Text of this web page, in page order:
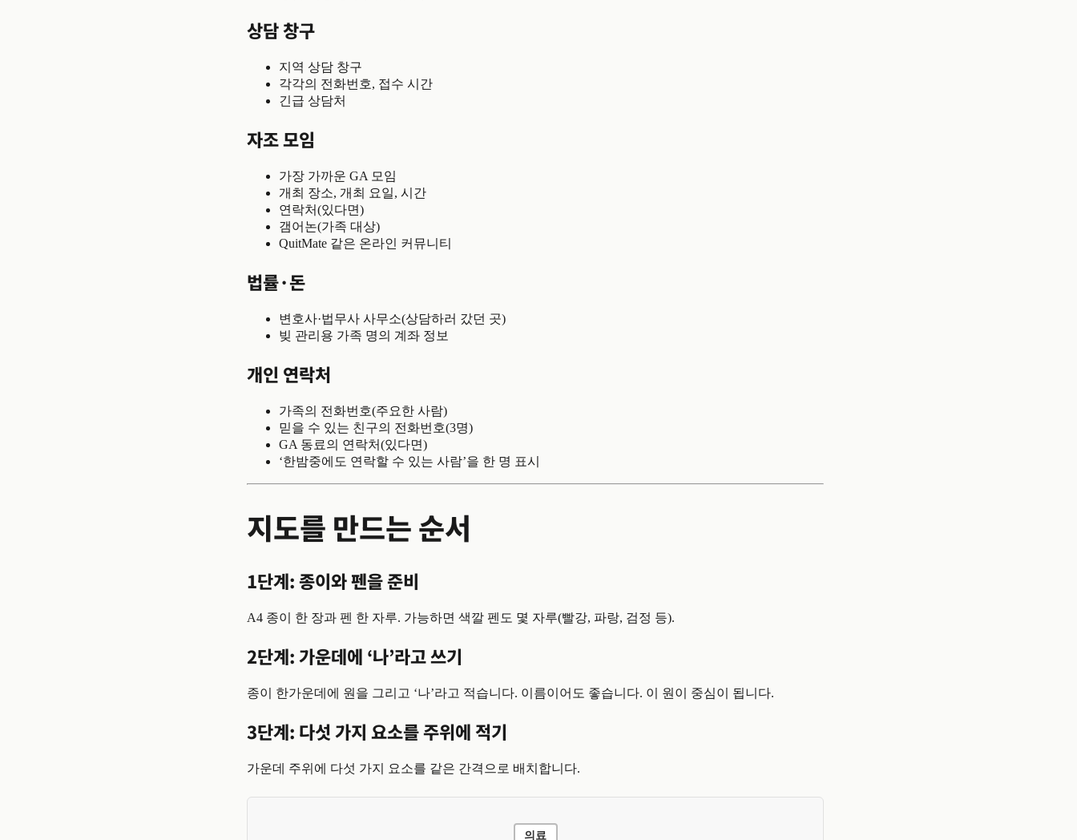
상담 창구
지역 상담 창구
각각의 전화번호, 접수 시간
긴급 상담처
자조 모임
가장 가까운 GA 모임
개최 장소, 개최 요일, 시간
연락처(있다면)
갬어논(가족 대상)
QuitMate 같은 온라인 커뮤니티
법률·돈
변호사·법무사 사무소(상담하러 갔던 곳)
빚 관리용 가족 명의 계좌 정보
개인 연락처
가족의 전화번호(주요한 사람)
믿을 수 있는 친구의 전화번호(3명)
GA 동료의 연락처(있다면)
‘한밤중에도 연락할 수 있는 사람’을 한 명 표시
지도를 만드는 순서
1단계: 종이와 펜을 준비
A4 종이 한 장과 펜 한 자루. 가능하면 색깔 펜도 몇 자루(빨강, 파랑, 검정 등).
2단계: 가운데에 ‘나’라고 쓰기
종이 한가운데에 원을 그리고 ‘나’라고 적습니다. 이름이어도 좋습니다. 이 원이 중심이 됩니다.
3단계: 다섯 가지 요소를 주위에 적기
가운데 주위에 다섯 가지 요소를 같은 간격으로 배치합니다.
의료